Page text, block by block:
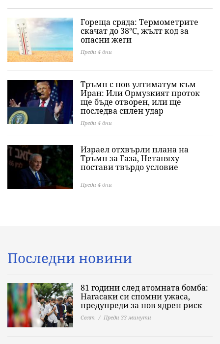
Гореща сряда: Термометрите
скачат до 38°C, жълт код за
опасни жеги
Преди 4 дни
Тръмп с нов ултиматум към
Иран: Или Ормузкият проток
ще бъде отворен, или ще
последва силен удар
Преди 4 дни
Израел отхвърли плана на
Тръмп за Газа, Нетаняху
постави твърдо условие
Преди 4 дни
Последни новини
81 години след атомната бомба:
Нагасаки си спомни ужаса,
предупреди за нов ядрен риск
Свят Преди 33 минути